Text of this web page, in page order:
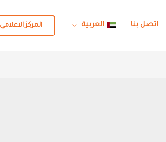
اتصل بنا العربية المركز الاعلامي